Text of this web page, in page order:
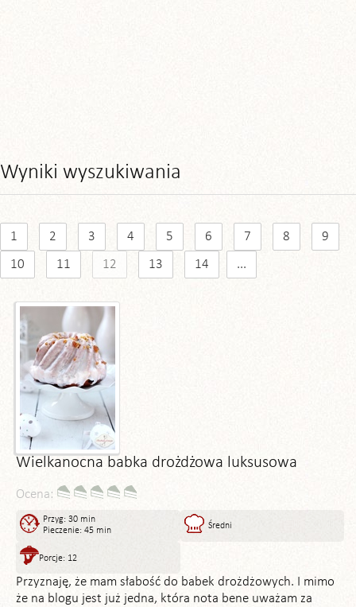
Wyniki wyszukiwania
1 2 3 4 5 6 7 8 9
10 11 12 13 14 ...
Wielkanocna babka drożdżowa luksusowa
Ocena:
Przyg: 30 min
Pieczenie: 45 min
Średni
Porcje: 12
Przyznaję, że mam słabość do babek drożdżowych. I mimo
że na blogu jest już jedna, która nota bene uważam za